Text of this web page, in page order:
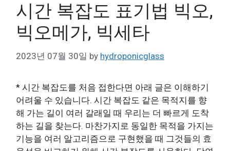
시간 복잡도 표기법 빅오,
빅오메가, 빅세타
2023년 07월 30일 by hydroponicglass
* 시간 복잡도를 처음 접한다면 아래 글은 이해하기
어려울 수 있습니다. 시간 복잡도 같은 목적지를 향
해 가는 길이 여러 갈래일 때 우리는 더 빠르게 도착
하는 길을 찾는다. 마찬가지로 동일한 목적을 가지는
기능을 여러 알고리즘으로 구현했을 때 그것들의 효